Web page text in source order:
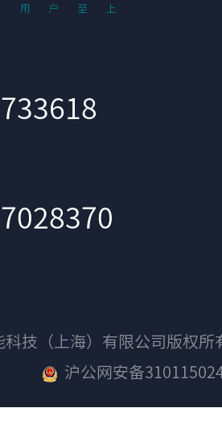
科技（上海）有限公司版权
沪公网安备